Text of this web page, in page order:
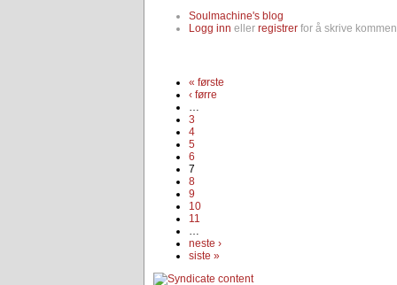
Soulmachine's blog
Logg inn eller registrer for å skrive
« første
‹ førre
…
3
4
5
6
7
8
9
10
11
…
neste ›
siste »